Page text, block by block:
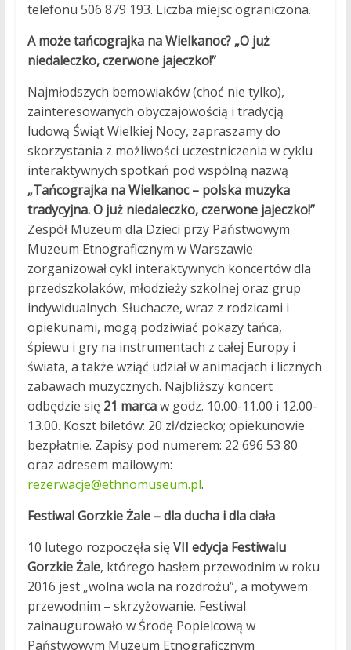
telefonu 506 879 193. Liczba miejsc ograniczona.
A może tańcograjka na Wielkanoc? „O już
niedaleczko, czerwone jajeczko!”
Najmłodszych bemowiaków (choć nie tylko),
zainteresowanych obyczajowością i tradycją
ludową Świąt Wielkiej Nocy, zapraszamy do
skorzystania z możliwości uczestniczenia w cyklu
interaktywnych spotkań pod wspólną nazwą
„Tańcograjka na Wielkanoc – polska muzyka
tradycyjna. O już niedaleczko, czerwone jajeczko!”
Zespół Muzeum dla Dzieci przy Państwowym
Muzeum Etnograficznym w Warszawie
zorganizował cykl interaktywnych koncertów dla
przedszkolaków, młodzieży szkolnej oraz grup
indywidualnych. Słuchacze, wraz z rodzicami i
opiekunami, mogą podziwiać pokazy tańca,
śpiewu i gry na instrumentach z całej Europy i
świata, a także wziąć udział w animacjach i licznych
zabawach muzycznych. Najbliższy koncert
odbędzie się 21 marcaw godz. 10.00-11.00 i 12.00-
13.00. Koszt biletów: 20 zł/dziecko; opiekunowie
bezpłatnie. Zapisy pod numerem: 22 696 53 80
oraz adresem mailowym:
rezerwacje@ethnomuseum.pl.
Festiwal Gorzkie Żale – dla ducha i dla ciała
10 lutego rozpoczęła sięVII edycja Festiwalu
Gorzkie Żale, którego hasłem przewodnim w roku
2016 jest „wolna wola na rozdrożu”, a motywem
przewodnim – skrzyżowanie. Festiwal
zainaugurowało w Środę Popielcową w
Państwowym Muzeum Etnograficznym